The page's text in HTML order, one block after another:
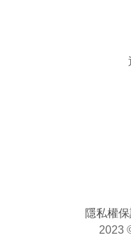
隱私權
2023